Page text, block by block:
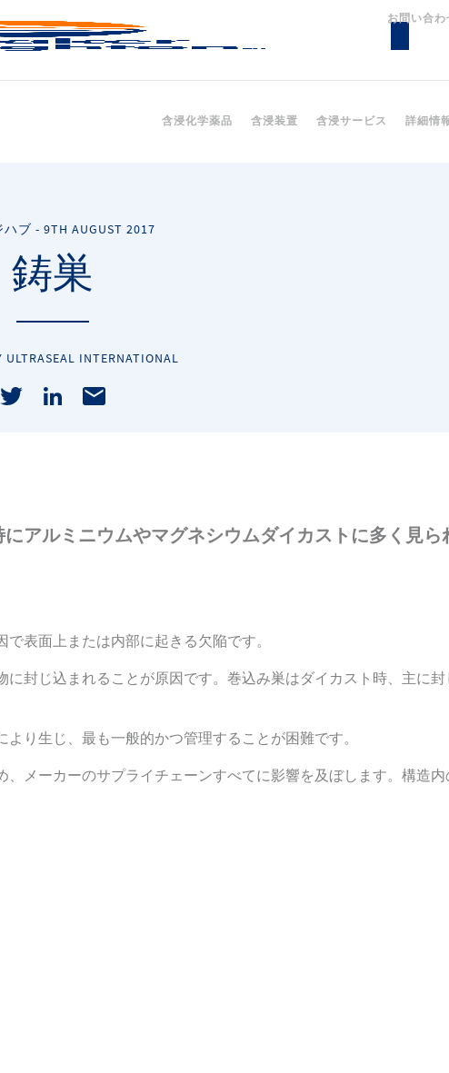
含浸化学薬品 含浸装置 含浸サービス 詳細情
お問い合わ
ハブ - 9TH AUGUST 2017
鋳巣
ULTRASEAL INTERNATIONAL
アルミニウムやマグネシウムダイカストに多く見ら
表面上または内部に起きる欠陥です。
封じ込まれることが原因です。巻込み巣はダイカスト時、主に封
り生じ、最も一般的かつ管理することが困難です。
メーカーのサプライチェーンすべてに影響を及ぼします。構造